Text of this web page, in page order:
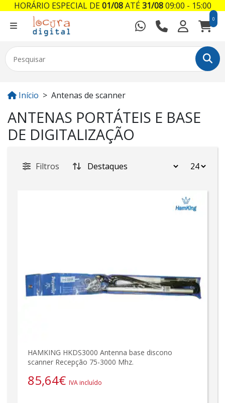
0
Início Antenas de scanner
ANTENAS PORTÁTEIS E BASE
DE DIGITALIZAÇÃO
Filtros
HAMKING HKDS3000 Antenna base discono
scanner Recepção 75-3000 Mhz.
85,64€ IVA incluído
HORÁRIO ESPECIAL DE01/08ATÉ31/0809:00 - 15:00